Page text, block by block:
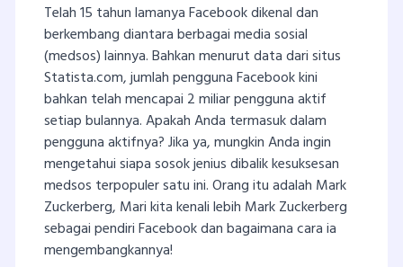
Telah 15 tahun lamanya Facebook dikenal dan
berkembang diantara berbagai media sosial
(medsos) lainnya. Bahkan menurut data dari situs
Statista.com, jumlah pengguna Facebook kini
bahkan telah mencapai 2 miliar pengguna aktif
setiap bulannya. Apakah Anda termasuk dalam
pengguna aktifnya? Jika ya, mungkin Anda ingin
mengetahui siapa sosok jenius dibalik kesuksesan
medsos terpopuler satu ini. Orang itu adalah Mark
Zuckerberg, Mari kita kenali lebih Mark Zuckerberg
sebagai pendiri Facebook dan bagaimana cara ia
mengembangkannya!